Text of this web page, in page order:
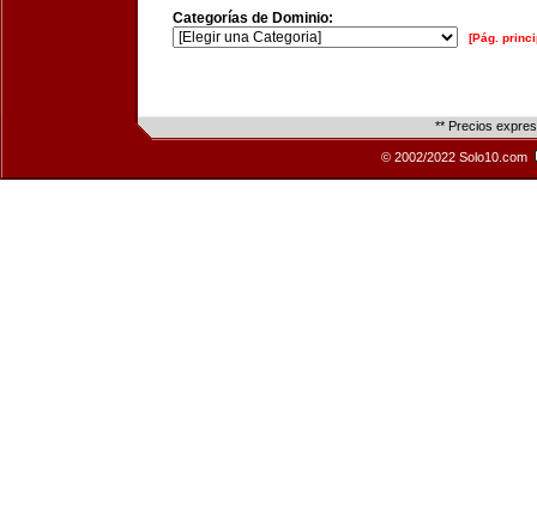
Categorías de Dominio:
[Pág.
** Precios
© 2002/2022 Solo10.com